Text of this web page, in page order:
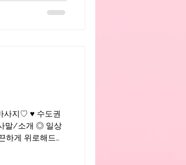
사지♡ ♥ 수도권
말/소개 ◎ 일상